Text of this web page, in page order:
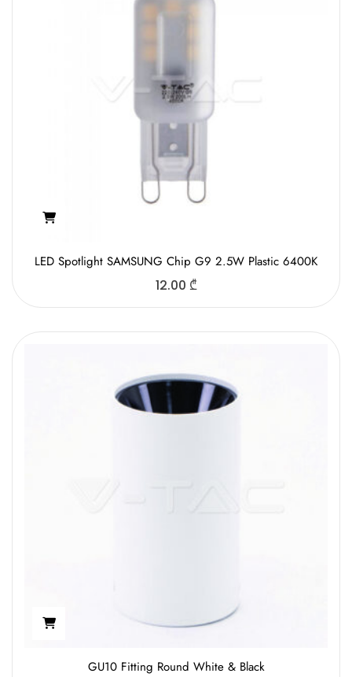
LED Spotlight SAMSUNG Chip G9 2.5W Plastic 6400K
12.00 ₾
GU10 Fitting Round White & Black